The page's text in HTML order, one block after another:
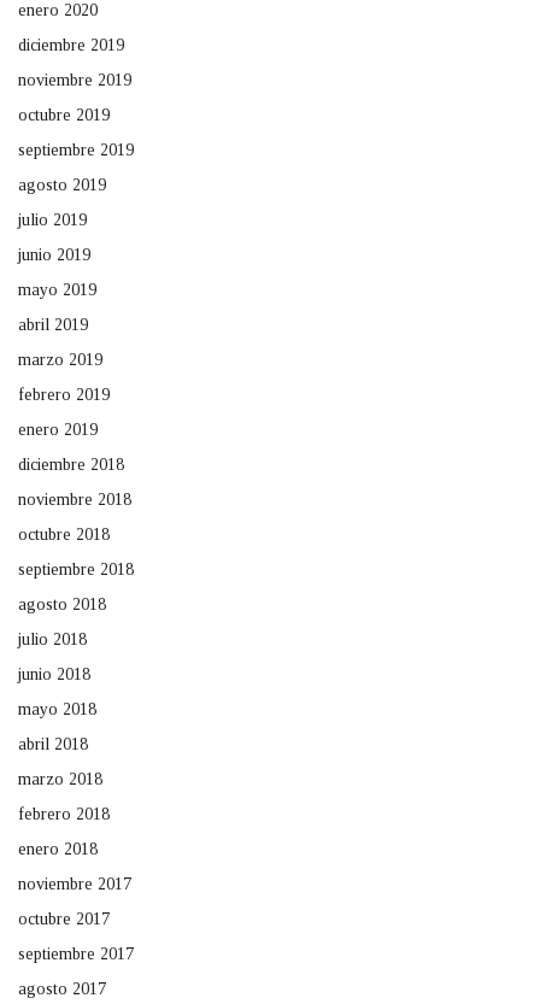
enero 2020
diciembre 2019
noviembre 2019
octubre 2019
septiembre 2019
agosto 2019
julio 2019
junio 2019
mayo 2019
abril 2019
marzo 2019
febrero 2019
enero 2019
diciembre 2018
noviembre 2018
octubre 2018
septiembre 2018
agosto 2018
julio 2018
junio 2018
mayo 2018
abril 2018
marzo 2018
febrero 2018
enero 2018
noviembre 2017
octubre 2017
septiembre 2017
agosto 2017